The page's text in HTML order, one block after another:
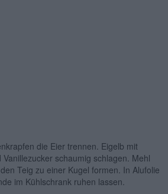
die Eier trennen. Eigelb mit
schaumig schlagen. Mehl
Teig zu einer Kugel formen. In Alufolie
im Kühlschrank ruhen lassen.